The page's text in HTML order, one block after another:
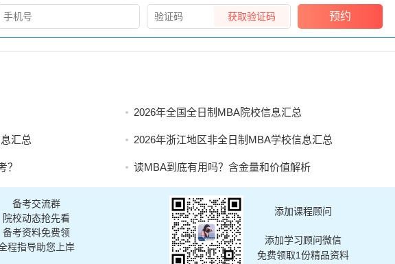
获取验证码 预约
2026年全国全日制MBA院校信息汇总
汇总 2026年浙江地区非全日制MBA学校信息汇总
？ 读MBA到底有用吗？含金量和价值解析
备考交流群
院校动态抢先看
备考资料免费领
程指导助您上岸
添加课程顾问
添加学习顾问微信
免费领取1份精品资料